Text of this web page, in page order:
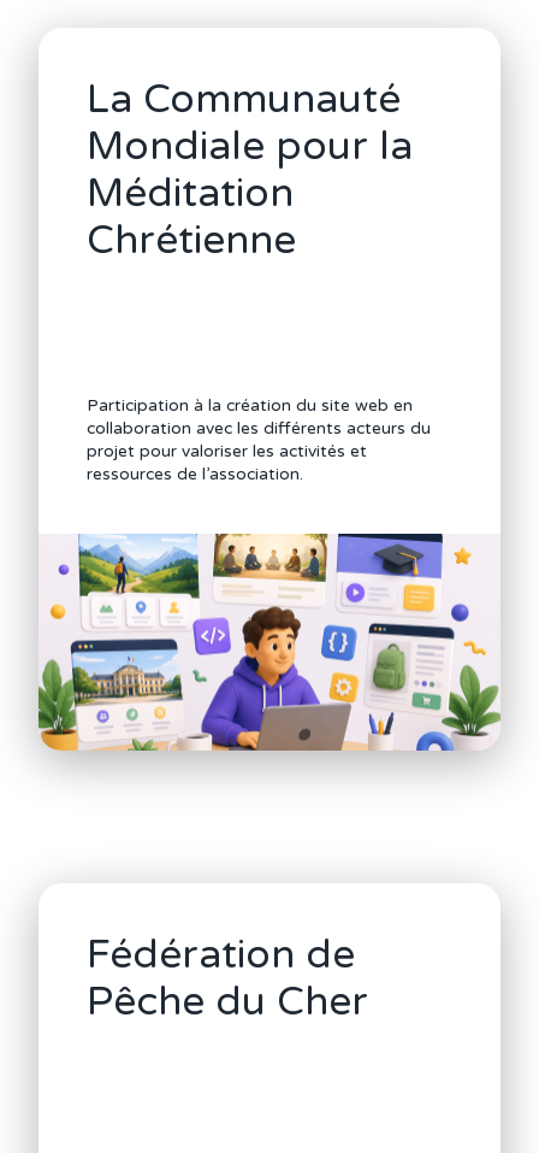
La Communauté
Mondiale pour la
Méditation
Chrétienne
Participation à la création du site web en
collaboration avec les différents acteurs du
projet pour valoriser les activités et
ressources de l’association.
Fédération de
Pêche du Cher